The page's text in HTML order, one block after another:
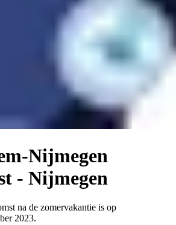
Nijmegen
- Nijmegen
na de zomervakantie is op
2023.